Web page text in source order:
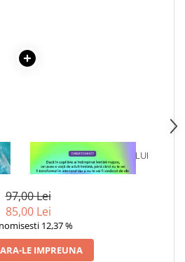
1 x VINDECAREA COPILULUI
INTERIOR
97,00 Lei
85,00 Lei
12,37 %
LE IMPREUNA